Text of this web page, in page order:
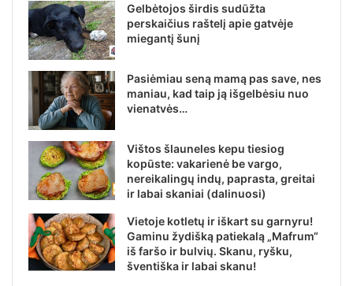
Gelbėtojos širdis sudūžta
perskaičius raštelį apie gatvėje
miegantį šunį
Pasiėmiau seną mamą pas save, nes
maniau, kad taip ją išgelbėsiu nuo
vienatvės…
Vištos šlauneles kepu tiesiog
kopūste: vakarienė be vargo,
nereikalingų indų, paprasta, greitai
ir labai skaniai (dalinuosi)
Vietoje kotletų ir iškart su garnyru!
Gaminu žydišką patiekalą „Mafrum“
iš faršo ir bulvių. Skanu, ryšku,
šventiška ir labai skanu!